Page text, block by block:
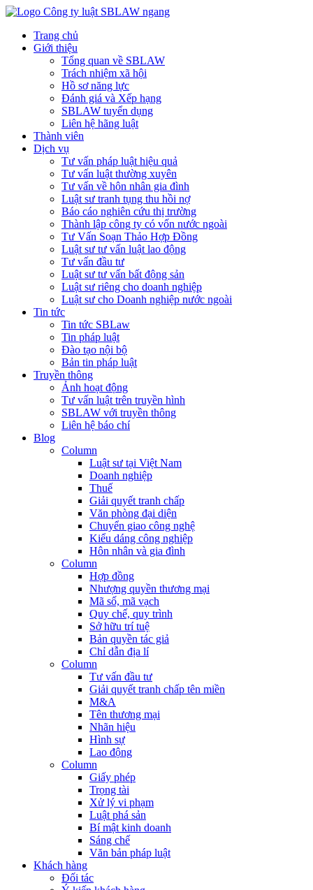
Trang chủ
Giới thiệu
Tổng quan về SBLAW
Trách nhiệm xã hội
Hồ sơ năng lực
Đánh giá và Xếp hạng
SBLAW tuyển dụng
Liên hệ hãng luật
Thành viên
Dịch vụ
Tư vấn pháp luật hiệu quả
Tư vấn luật thường xuyên
Tư vấn về hôn nhân gia đình
Luật sư tranh tụng thu hồi nợ
Báo cáo nghiên cứu thị trường
Thành lập công ty có vốn nước ngoài
Tư Vấn Soạn Thảo Hợp Đồng
Luật sư tư vấn luật lao động
Tư vấn đầu tư
Luật sư tư vấn bất động sản
Luật sư riêng cho doanh nghiệp
Luật sư cho Doanh nghiệp nước ngoài
Tin tức
Tin tức SBLaw
Tin pháp luật
Đào tạo nội bộ
Bản tin pháp luật
Truyền thông
Ảnh hoạt động
Tư vấn luật trên truyền hình
SBLAW với truyền thông
Liên hệ báo chí
Blog
Column
Luật sư tại Việt Nam
Doanh nghiệp
Thuế
Giải quyết tranh chấp
Văn phòng đại diện
Chuyển giao công nghệ
Kiểu dáng công nghiệp
Hôn nhân và gia đình
Column
Hợp đồng
Nhượng quyền thương mại
Mã số, mã vạch
Quy chế, quy trình
Sở hữu trí tuệ
Bản quyền tác giả
Chỉ dẫn địa lí
Column
Tư vấn đầu tư
Giải quyết tranh chấp tên miền
M&A
Tên thương mại
Nhãn hiệu
Hình sự
Lao động
Column
Giấy phép
Trọng tài
Xử lý vi phạm
Luật phá sản
Bí mật kinh doanh
Sáng chế
Văn bản pháp luật
Khách hàng
Đối tác